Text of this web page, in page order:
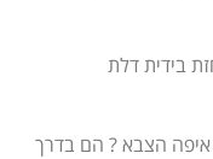
בידית דלת
הצבא ? הם בדרך